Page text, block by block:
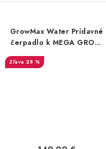
GrowMax Water Prídavné
čerpadlo k MEGA GROW
28 %